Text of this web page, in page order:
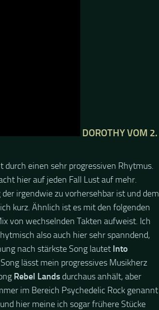
DOROTHY VOM 2.
einen sehr progressiven Rhytmus.
hier auf jeden Fall Lust auf mehr.
irgendwie zu vorhersehbar ist und dem
kurz. Ähnlich ist es mit den folgenden
von wechselnden Takten aufweist. Ich
also auch hier sehr spanndend,
nach stärkste Song lautet Into
lässt mein progressives Musikherz
Rebel Lands durchaus anhält, aber
im Bereich Psychedelic Rock genannt
hier meine ich sogar frühere Stücke